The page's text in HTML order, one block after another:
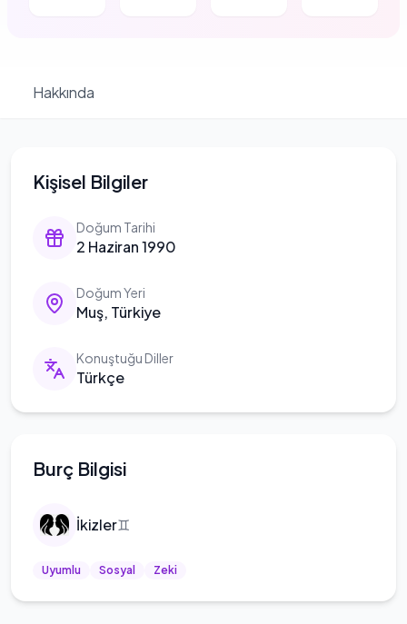
Hakkında
Kişisel Bilgiler
Doğum Tarihi
2 Haziran 1990
Doğum Yeri
Muş, Türkiye
Konuştuğu Diller
Türkçe
Burç Bilgisi
İkizler♊
Uyumlu Sosyal Zeki